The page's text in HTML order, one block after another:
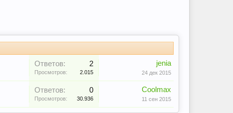
Ответов: 2
Просмотров: 2.015
jenia
24 дек 2015
Ответов: 0
Просмотров: 30.936
Coolmax
11 сен 2015